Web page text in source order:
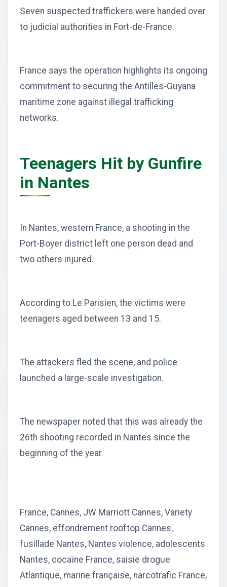
Seven suspected traffickers were handed over
to judicial authorities in Fort-de-France.
France says the operation highlights its ongoing
commitment to securing the Antilles-Guyana
maritime zone against illegal trafficking
networks.
Teenagers Hit by Gunfire
in Nantes
In Nantes, western France, a shooting in the
Port-Boyer district left one person dead and
two others injured.
According to Le Parisien, the victims were
teenagers aged between 13 and 15.
The attackers fled the scene, and police
launched a large-scale investigation.
The newspaper noted that this was already the
26th shooting recorded in Nantes since the
beginning of the year.
France, Cannes, JW Marriott Cannes, Variety
Cannes, effondrement rooftop Cannes,
fusillade Nantes, Nantes violence, adolescents
Nantes, cocaïne France, saisie drogue
Atlantique, marine française, narcotrafic France,